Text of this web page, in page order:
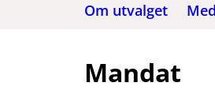
Om utvalget
Mandat